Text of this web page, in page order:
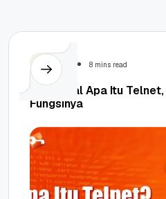
Security 8 mins read
Mengenal Apa Itu
Fungsinya